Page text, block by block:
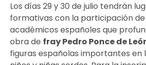
Los días 29 y 30 de julio tendrán
formativas con la participación de
académicos españoles que
obra de fray Pedro Ponce de
figuras españolas importantes en